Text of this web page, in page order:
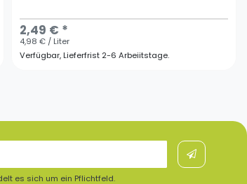
2,49 € *
4,98 € / Liter
Verfügbar, Lieferfrist 2-6 Arbeiitstage.
es sich um ein Pflichtfeld.